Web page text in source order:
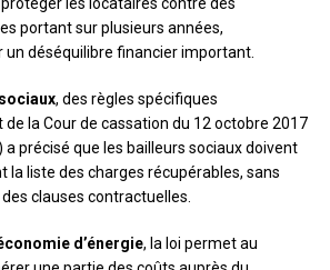
portant sur plusieurs années,
un déséquilibre financier important.
, des règles spécifiques
de la Cour de cassation du 12 octobre 2017
a précisé que les bailleurs sociaux doivent
liste des charges récupérables, sans
clauses contractuelles.
d’énergie, la loi permet au